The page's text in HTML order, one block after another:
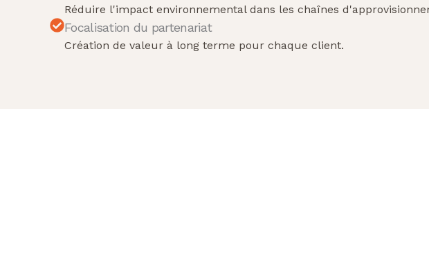
Réduire l'impact environnemental dans les chaînes
Focalisation du partenariat
Création de valeur à long terme pour chaque client.